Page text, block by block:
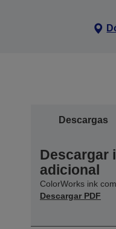
Descargas
Descargar
adicional
ColorWorks ink
Descargar PDF